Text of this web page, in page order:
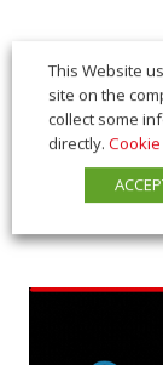
This Website
site on the
collect some
directly.